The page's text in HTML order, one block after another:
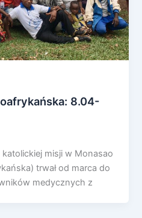
8.04-
misji w Monasao
trwał od marca do
medycznych z